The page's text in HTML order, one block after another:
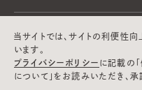
当サイトでは、サイトの利便性
います。
プライバシーポリシー に記載の
について」をお読みいただき、承